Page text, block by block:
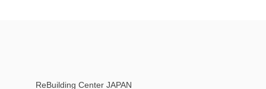
ReBuilding Center JAPAN